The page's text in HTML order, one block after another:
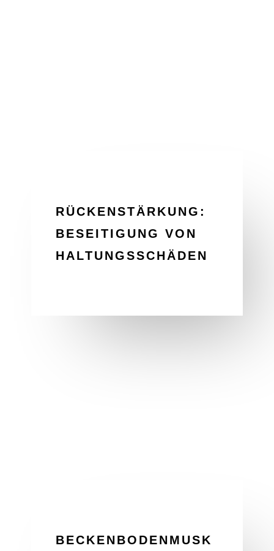
RÜCKENSTÄRKUNG:
BESEITIGUNG VON
HALTUNGSSCHÄDEN
BECKENBODENMUSK